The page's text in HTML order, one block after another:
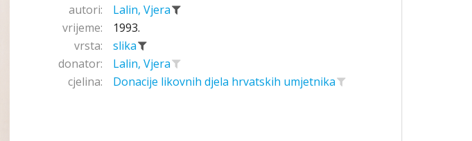
autori:
Lalin, Vjera
vrijeme:
1993.
vrsta:
slika
donator:
Lalin, Vjera
cjelina:
Donacije likovnih djela hrvatskih umjetnika